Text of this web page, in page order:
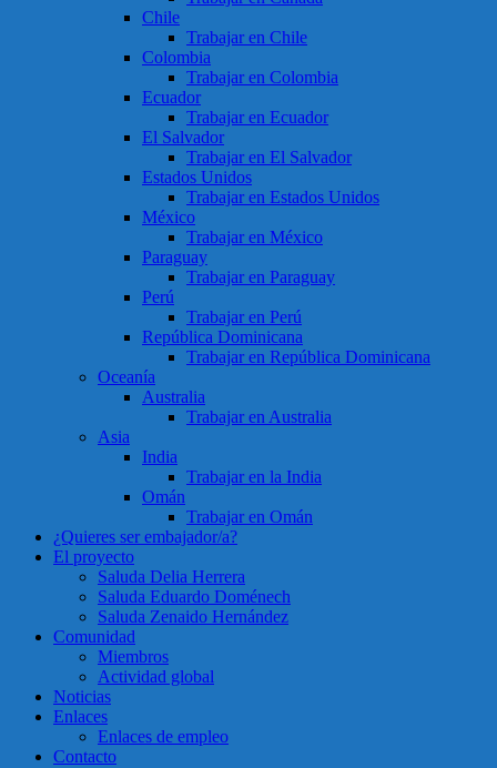
Chile
Trabajar en Chile
Colombia
Trabajar en Colombia
Ecuador
Trabajar en Ecuador
El Salvador
Trabajar en El Salvador
Estados Unidos
Trabajar en Estados Unidos
México
Trabajar en México
Paraguay
Trabajar en Paraguay
Perú
Trabajar en Perú
República Dominicana
Trabajar en República Dominicana
Oceanía
Australia
Trabajar en Australia
Asia
India
Trabajar en la India
Omán
Trabajar en Omán
¿Quieres ser embajador/a?
El proyecto
Saluda Delia Herrera
Saluda Eduardo Doménech
Saluda Zenaido Hernández
Comunidad
Miembros
Actividad global
Noticias
Enlaces
Enlaces de empleo
Contacto